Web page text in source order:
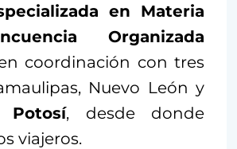
en Materia
Organizada
coordinación con tres
Nuevo León y
Potosí, desde donde
viajeros.